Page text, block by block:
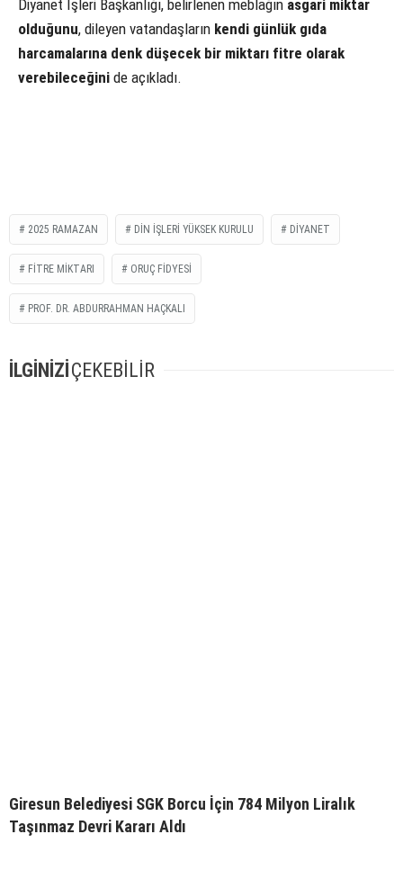
Diyanet İşleri Başkanlığı, belirlenen meblağın asgari miktar
olduğunu, dileyen vatandaşların kendi günlük gıda
harcamalarına denk düşecek bir miktarı fitre olarak
verebileceğini de açıkladı.
2025 RAMAZAN DIN İŞLERI YÜKSEK KURULU DIYANET
FITRE MIKTARI ORUÇ FIDYESI
PROF. DR. ABDURRAHMAN HAÇKALI
İLGİNİZİÇEKEBİLİR
Giresun Belediyesi SGK Borcu İçin 784 Milyon Liralık
Taşınmaz Devri Kararı Aldı